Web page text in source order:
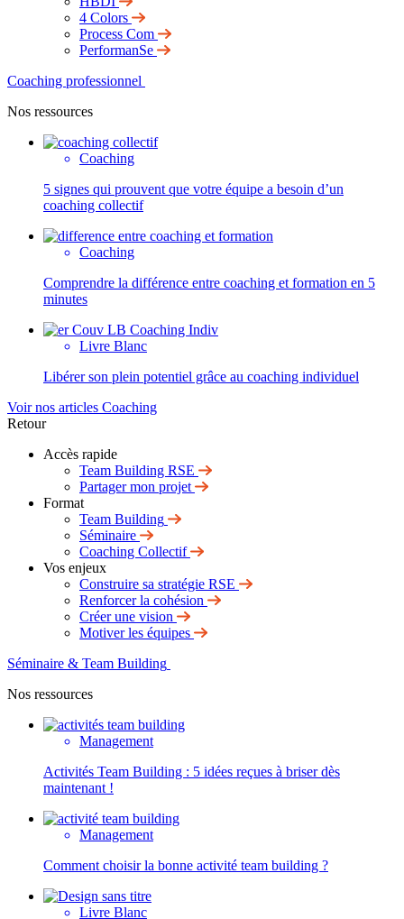
4 Colors
Process Com
PerformanSe
Coaching professionnel
Nos ressources
Coaching
5 signes qui prouvent que votre équipe a besoin d’un
coaching collectif
Coaching
Comprendre la différence entre coaching et formation en 5
minutes
Livre Blanc
Libérer son plein potentiel grâce au coaching individuel
Voir nos articles Coaching
Retour
Accès rapide
Team Building RSE
Partager mon projet
Format
Team Building
Séminaire
Coaching Collectif
Vos enjeux
Construire sa stratégie RSE
Renforcer la cohésion
Créer une vision
Motiver les équipes
Séminaire & Team Building
Nos ressources
Management
Activités Team Building : 5 idées reçues à briser dès
maintenant !
Management
Comment choisir la bonne activité team building ?
Livre Blanc